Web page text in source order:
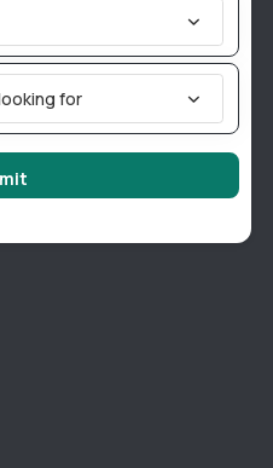
अमेरिका जैसे क्षेत्रों में भारतीय
को वैश्विक स्तर पर नई
Whatsapp Group
for